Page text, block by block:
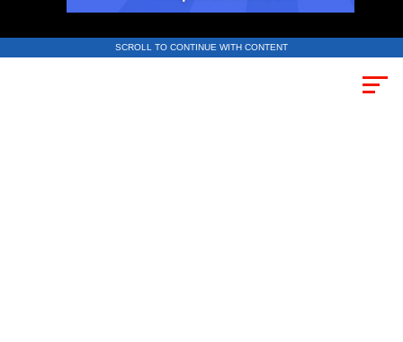
SCROLL TO CONTINUE WITH CONTENT